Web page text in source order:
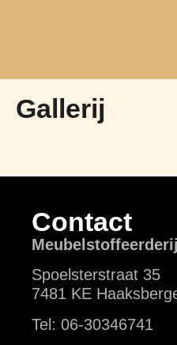
Gallerij
Contact
Spoelsterstraat 35
7481 KE
Tel: 06-30346741